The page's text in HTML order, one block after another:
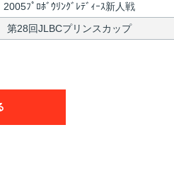
2005ﾌﾟﾛﾎﾞｳﾘﾝｸﾞﾚﾃﾞｨｰｽ新人戦
第28回JLBCプリンスカップ